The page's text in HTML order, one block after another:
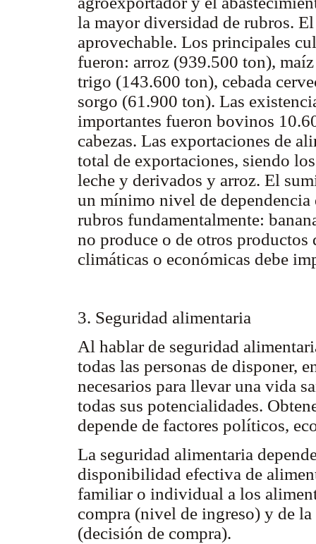
la mayor diversidad de rubros.
aprovechable. Los principales
fueron: arroz (939.500 ton),
trigo (143.600 ton), cebada
sorgo (61.900 ton). Las
importantes fueron bovinos
cabezas. Las exportaciones de
total de exportaciones, siendo
leche y derivados y arroz. El
un mínimo nivel de
rubros fundamentalmente:
no produce o de otros
climáticas o económicas debe
3. Seguridad alimentaria
Al hablar de seguridad
todas las personas de disponer,
necesarios para llevar una vida
todas sus potencialidades.
depende de factores políticos,
La seguridad alimentaria
disponibilidad efectiva de
familiar o individual a los
compra (nivel de ingreso) y de
(decisión de compra).